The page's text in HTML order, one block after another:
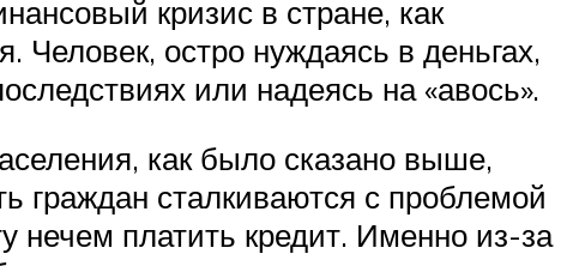
кризис в стране, как
Человек, остро нуждаясь в деньгах,
или надеясь на «авось».
как было сказано выше,
граждан сталкиваются с проблемой
нечем платить кредит. Именно из-за